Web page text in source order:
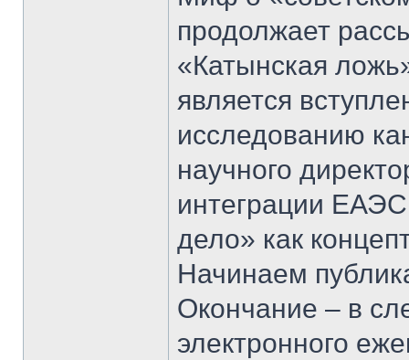
продолжает
«Катынская
является
исследованию
научного
интеграции
дело» как
Начинаем
Окончание – в
электронного